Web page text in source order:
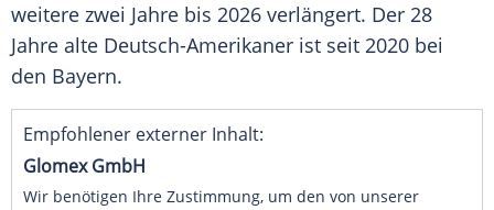
weitere zwei Jahre bis 2026 verlängert. Der 28
Jahre alte Deutsch-Amerikaner ist seit 2020 bei
den Bayern.
Empfohlener externer Inhalt:
Glomex GmbH
Wir benötigen Ihre Zustimmung, um den von unserer